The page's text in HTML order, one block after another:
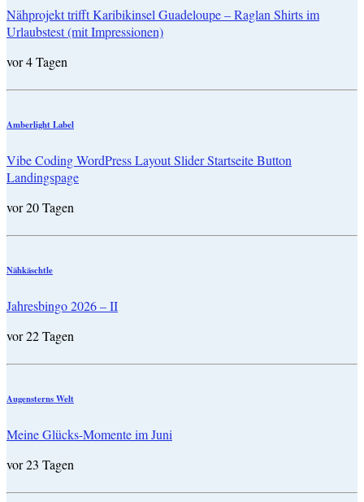
Nähprojekt trifft Karibikinsel Guadeloupe – Raglan Shirts im
Urlaubstest (mit Impressionen)
vor 4 Tagen
Amberlight Label
Vibe Coding WordPress Layout Slider Startseite Button
Landingspage
vor 20 Tagen
Nähkäschtle
Jahresbingo 2026 – II
vor 22 Tagen
Augensterns Welt
Meine Glücks-Momente im Juni
vor 23 Tagen